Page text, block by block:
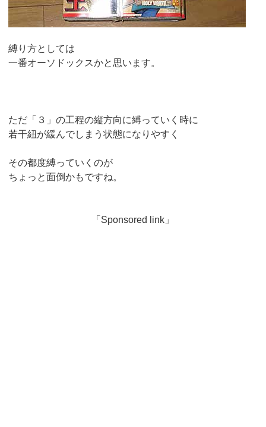
縛り方としては
一番オーソドックスかと思います。
ただ「３」の工程の縦方向に縛っていく時に
若干紐が緩んでしまう状態になりやすく
その都度縛っていくのが
ちょっと面倒かもですね。
「Sponsored link」